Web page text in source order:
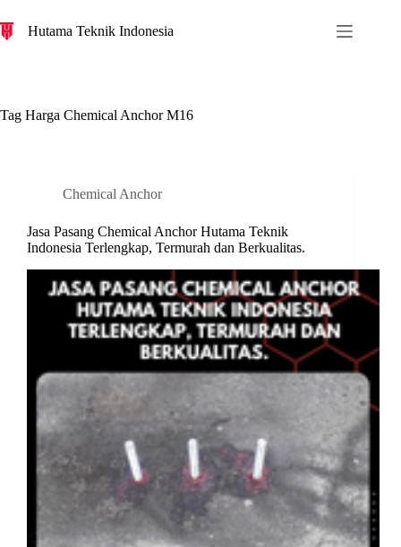
c
Hutama Teknik Indonesia
Tag Harga Chemical Anchor M16
Chemical Anchor
Jasa Pasang Chemical Anchor Hutama Teknik
Indonesia Terlengkap, Termurah dan Berkualitas.